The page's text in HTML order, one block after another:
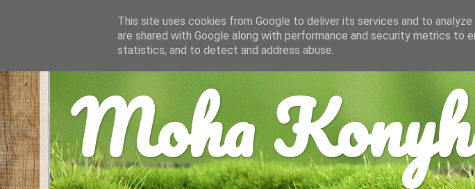
Moha
This site uses cookies from Google to deliver its services and to
are shared with Google along with performance and security metrics to
statistics, and to detect and address abuse.